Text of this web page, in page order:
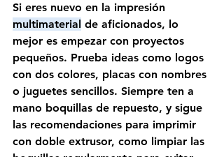
Si eres nuevo en la impresión
multimaterial de aficionados, lo
mejor es empezar con proyectos
pequeños. Prueba ideas como logos
con dos colores, placas con nombres
o juguetes sencillos. Siempre ten a
mano boquillas de repuesto, y sigue
las recomendaciones para imprimir
con doble extrusor, como limpiar las